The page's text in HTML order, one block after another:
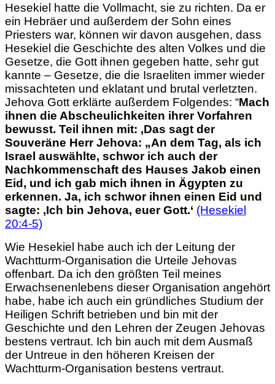
Hesekiel hatte die Vollmacht, sie zu richten. Da er
ein Hebräer und außerdem der Sohn eines
Priesters war, können wir davon ausgehen, dass
Hesekiel die Geschichte des alten Volkes und die
Gesetze, die Gott ihnen gegeben hatte, sehr gut
kannte – Gesetze, die die Israeliten immer wieder
missachteten und eklatant und brutal verletzten.
Jehova Gott erklärte außerdem Folgendes: “Mach
ihnen die Abscheulichkeiten ihrer Vorfahren
bewusst. Teil ihnen mit: ‚Das sagt der
Souveräne Herr Jehova: „An dem Tag, als ich
Israel auswählte, schwor ich auch der
Nachkommenschaft des Hauses Jakob einen
Eid, und ich gab mich ihnen in Ägypten zu
erkennen. Ja, ich schwor ihnen einen Eid und
sagte: ‚Ich bin Jehova, euer Gott.‘ (Hesekiel
20:4-5)
Wie Hesekiel habe auch ich der Leitung der
Wachtturm-Organisation die Urteile Jehovas
offenbart. Da ich den größten Teil meines
Erwachsenenlebens dieser Organisation angehört
habe, habe ich auch ein gründliches Studium der
Heiligen Schrift betrieben und bin mit der
Geschichte und den Lehren der Zeugen Jehovas
bestens vertraut. Ich bin auch mit dem Ausmaß
der Untreue in den höheren Kreisen der
Wachtturm-Organisation bestens vertraut.